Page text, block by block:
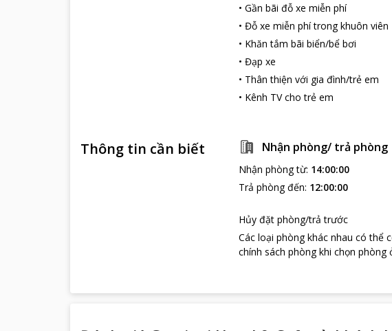
• Gần bãi đỗ xe miễn phí
• Đỗ xe miễn phí trong khuôn viên
• Khăn tắm bãi biển/bể bơi
• Đạp xe
• Thân thiện với gia đình/trẻ em
• Kênh TV cho trẻ em
Thông tin cần biết Nhận phòng/ trả phòng
Nhận phòng từ: 14:00:00
Trả phòng đến: 12:00:00
Hủy đặt phòng/trả trước
Các loại phòng khác nhau có thể
chính sách phòng khi chọn phòng